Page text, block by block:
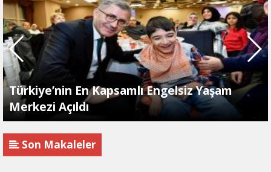
Türkiye’nin En Kapsamlı Engelsiz Yaşam
Merkezi Açıldı
Son Makaleler